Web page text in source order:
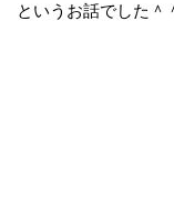
というお話でした＾